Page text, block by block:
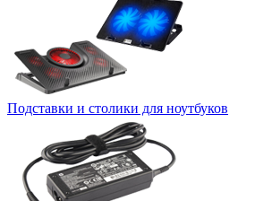
Подставки и столики для ноутбуков